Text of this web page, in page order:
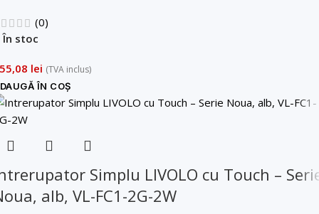
(0)
În stoc
lei (TVA inclus)
ÎN COȘ
Simplu LIVOLO cu Touch –
alb, VL-FC1-2G-2W